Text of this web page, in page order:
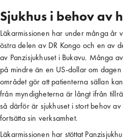
Sjukhus i behov av
Läkarmissionen har under många år
östra delen av DR Kongo och en av
av Panzisjukhuset i Bukavu. Många
på mindre än en US-dollar om
området gör att patienterna sällan
från myndigheterna är långt ifrån
så därför är sjukhuset i stort behov
fortsätta sin verksamhet.
Läkarmissionen har stöttat